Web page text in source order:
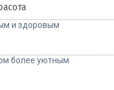
и здоровым
более уютным